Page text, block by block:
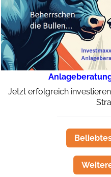
Jetzt erfolgreich